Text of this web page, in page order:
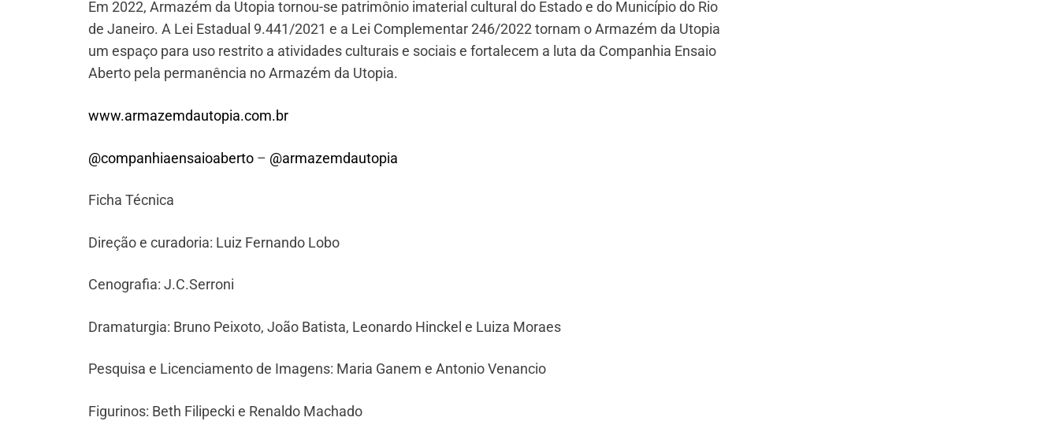
Em 2022, Armazém da Utopia tornou-se patrimônio imaterial cultural do Estado e do Município do Rio
de Janeiro. A Lei Estadual 9.441/2021 e a Lei Complementar 246/2022 tornam o Armazém da Utopia
um espaço para uso restrito a atividades culturais e sociais e fortalecem a luta da Companhia Ensaio
Aberto pela permanência no Armazém da Utopia.
www.armazemdautopia.com.br
@companhiaensaioaberto – @armazemdautopia
Ficha Técnica
Direção e curadoria: Luiz Fernando Lobo
Cenografia: J.C.Serroni
Dramaturgia: Bruno Peixoto, João Batista, Leonardo Hinckel e Luiza Moraes
Pesquisa e Licenciamento de Imagens: Maria Ganem e Antonio Venancio
Figurinos: Beth Filipecki e Renaldo Machado